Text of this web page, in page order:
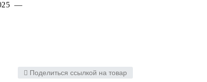
—
Поделиться ссылкой на товар